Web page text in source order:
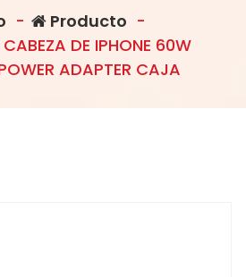
- Producto -
DE IPHONE 60W
ADAPTER CAJA